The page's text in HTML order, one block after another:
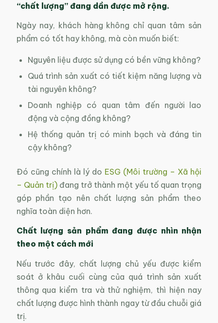
“chất lượng” đang dần được mở rộng.
Ngày nay, khách hàng không chỉ quan tâm sản
phẩm có tốt hay không, mà còn muốn biết:
Nguyên liệu được sử dụng có bền vững không?
Quá trình sản xuất có tiết kiệm năng lượng và
tài nguyên không?
Doanh nghiệp có quan tâm đến người lao
động và cộng đồng không?
Hệ thống quản trị có minh bạch và đáng tin
cậy không?
Đó cũng chính là lý do ESG (Môi trường – Xã hội
– Quản trị)đang trở thành một yếu tố quan trọng
góp phần tạo nên chất lượng sản phẩm theo
nghĩa toàn diện hơn.
Chất lượng sản phẩm đang được nhìn nhận
theo một cách mới
Nếu trước đây, chất lượng chủ yếu được kiểm
soát ở khâu cuối cùng của quá trình sản xuất
thông qua kiểm tra và thử nghiệm, thì hiện nay
chất lượng được hình thành ngay từ đầu chuỗi giá
trị.